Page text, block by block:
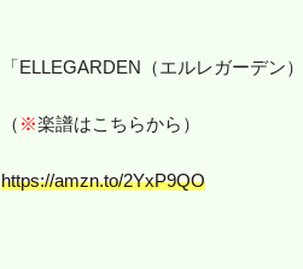
「ELLEGARDEN（エルレガーデン
（ ※楽譜はこちらから）
https://amzn.to/2YxP9QO